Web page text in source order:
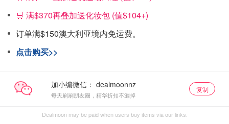
🛒 满$370再叠加送化妆包 (值$104+)
订单满$150澳大利亚境内免运费。
点击购买>>
加小编微信：
每天刷刷朋友圈，精华折扣不漏掉
复制
Dealmoon may be paid when users buy items via our links.